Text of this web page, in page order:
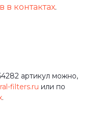
в контактах.
артикул можно,
filters.ru или по
.